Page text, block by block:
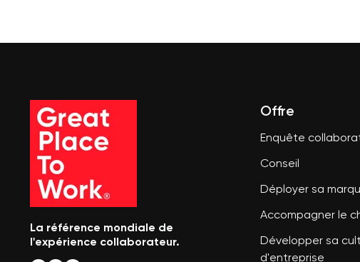
La référence mondiale de
l'expérience collaborateur.
Offre
Enquête
Conseil
Déployer sa
Accompagner le
Développer sa
d'entreprise